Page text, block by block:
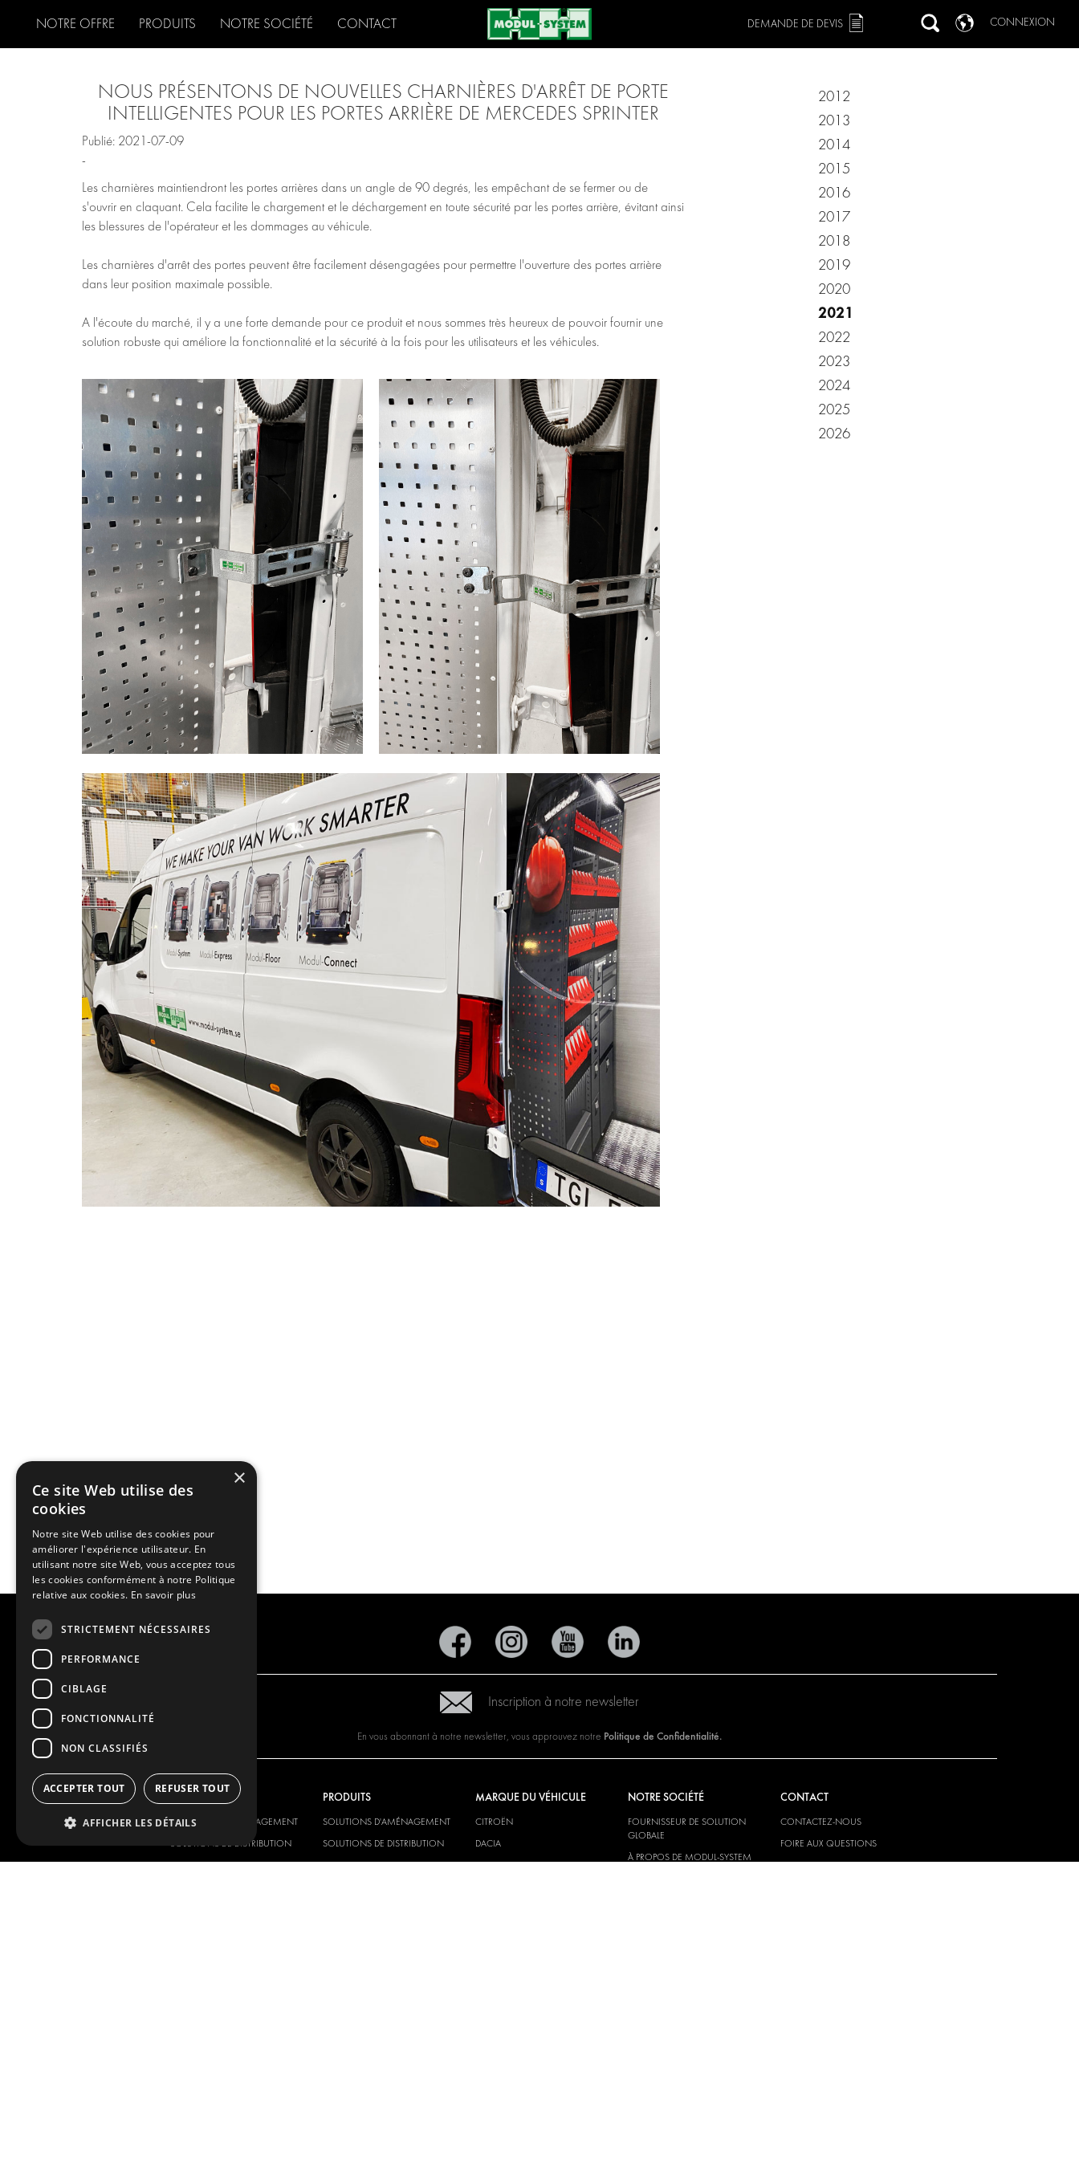
NOTRE OFFRE PRODUITS NOTRE SOCIÉTÉ CONTACT CONNEXION
DEMANDE DE DEVIS
NOUS PRÉSENTONS DE NOUVELLES CHARNIÈRES D'ARRÊT DE PORTE
INTELLIGENTES POUR LES PORTES ARRIÈRE DE MERCEDES SPRINTER
Publié: 2021-07-09
-
Les charnières maintiendront les portes arrières dans un angle de 90 degrés, les empêchant de se fermer ou de
s'ouvrir en claquant. Cela facilite le chargement et le déchargement en toute sécurité par les portes arrière, évitant ainsi
les blessures de l'opérateur et les dommages au véhicule.
Les charnières d'arrêt des portes peuvent être facilement désengagées pour permettre l'ouverture des portes arrière
dans leur position maximale possible.
A l'écoute du marché, il y a une forte demande pour ce produit et nous sommes très heureux de pouvoir fournir une
solution robuste qui améliore la fonctionnalité et la sécurité à la fois pour les utilisateurs et les véhicules.
2012
2013
2014
2015
2016
2017
2018
2019
2020
2021
2022
2023
2024
2025
2026
Inscription à notre newsletter
En vous abonnant à notre newsletter, vous approuvez notre Politique de Confidentialité.
NOTRE OFFRE
SOLUTIONS D'AMÉNAGEMENT
SOLUTIONS DE DISTRIBUTION
PLANCHERS ET PAROIS
PRODUITS
SOLUTIONS D'AMÉNAGEMENT
SOLUTIONS DE DISTRIBUTION
PLANCHERS ET PAROIS
MARQUE DU VÉHICULE
CITROËN
DACIA
FIAT
NOTRE SOCIÉTÉ
FOURNISSEUR DE SOLUTION
GLOBALE
À PROPOS DE MODUL-SYSTEM
CONTACT
CONTACTEZ-NOUS
FOIRE AUX QUESTIONS
PRESSE
×
Ce site Web utilise des
cookies
Notre site Web utilise des cookies pour
améliorer l'expérience utilisateur. En
utilisant notre site Web, vous acceptez tous
les cookies conformément à notre Politique
relative aux cookies. En savoir plus
STRICTEMENT NÉCESSAIRES
PERFORMANCE
CIBLAGE
FONCTIONNALITÉ
NON CLASSIFIÉS
ACCEPTER TOUT REFUSER TOUT
AFFICHER LES DÉTAILS